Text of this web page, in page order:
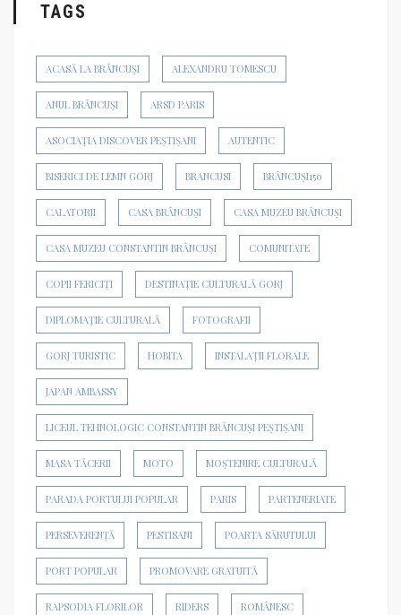
TAGS
ACASĂ LA BRÂNCUȘI ALEXANDRU TOMESCU
ANUL BRÂNCUȘI ARSD PARIS
ASOCIAȚIA DISCOVER PEȘTIȘANI AUTENTIC
BISERICI DE LEMN GORJ BRANCUSI BRÂNCUȘI150
CALATORII CASA BRÂNCUȘI CASA MUZEU BRÂNCUȘI
CASA MUZEU CONSTANTIN BRÂNCUȘI COMUNITATE
COPII FERICIȚI DESTINAȚIE CULTURALĂ GORJ
DIPLOMAȚIE CULTURALĂ FOTOGRAFII
GORJ TURISTIC HOBITA INSTALAȚII FLORALE
JAPAN AMBASSY
LICEUL TEHNOLOGIC CONSTANTIN BRÂNCUȘI PEȘTIȘANI
MASA TĂCERII MOTO MOȘTENIRE CULTURALĂ
PARADA PORTULUI POPULAR PARIS PARTENERIATE
PERSEVERENȚĂ PESTISANI POARTA SĂRUTULUI
PORT POPULAR PROMOVARE GRATUITĂ
RAPSODIA FLORILOR RIDERS ROMÂNESC